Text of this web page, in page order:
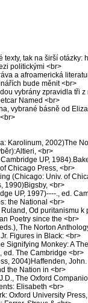
tak na širší otázky:
politickými <br>
a afroamerická
bude měnit <br>
vybrány zpravidla tři
Named <br>
vybrané básně od
Karolinum, 2002)The
<br>
UP,
Chicago Press, <br>
(Chicago: Univ. of
1990)Bigsby, <br>
UP, 1997)----., ed.
the National <br>
Od puritanismu k
Poetry since the <br>
The Norton
Figures in Black: <br>
Signifying Monkey: A
ed. The Cambridge <br>
2004)Haffenden,
the Nation in <br>
The Oxford
Elisabeth <br>
Oxford University